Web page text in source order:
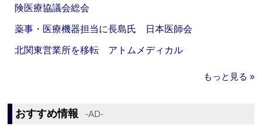
険医療協議会総会
薬事・医療機器担当に長島氏 日本医師会
北関東営業所を移転 アトムメディカル
もっと見る »
おすすめ情報 ‐AD‐